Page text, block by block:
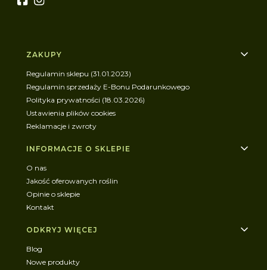
Linki w stopce
ZAKUPY
Regulamin sklepu (31.01.2023)
Regulamin sprzedaży E-Bonu Podarunkowego
Polityka prywatności (18.03.2026)
Ustawienia plików cookies
Reklamacje i zwroty
INFORMACJE O SKLEPIE
O nas
Jakość oferowanych roślin
Opinie o sklepie
Kontakt
ODKRYJ WIĘCEJ
Blog
Nowe produkty